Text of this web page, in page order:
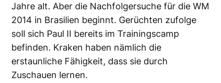
Jahre alt. Aber die Nachfolgersuche für die WM
2014 in Brasilien beginnt. Gerüchten zufolge
soll sich Paul II bereits im Trainingscamp
befinden. Kraken haben nämlich die
erstaunliche Fähigkeit, dass sie durch
Zuschauen lernen.